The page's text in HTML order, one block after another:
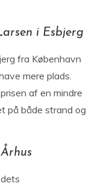
i Esbjerg
fra København
mere plads.
af en mindre
på både strand og